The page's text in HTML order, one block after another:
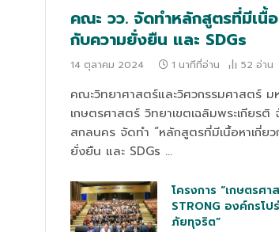
คณะ วว. จัดทำหลักสูตรที่มีเนื้อ
กับความยั่งยืน และ SDGs
14 ตุลาคม 2024 1 นาทีที่อ่าน 52 อ่าน
คณะวิทยาศาสตร์และวิศวกรรมศาสตร์ ม
เกษตรศาสตร์ วิทยาเขตเฉลิมพระเกียรติ
สกลนคร จัดทำ “หลักสูตรที่มีเนื้อหาเกี่ย
ยั่งยืน และ SDGs …
โครงการ “เกษตรศา
STRONG องค์กรโป
ภัยทุจริต”